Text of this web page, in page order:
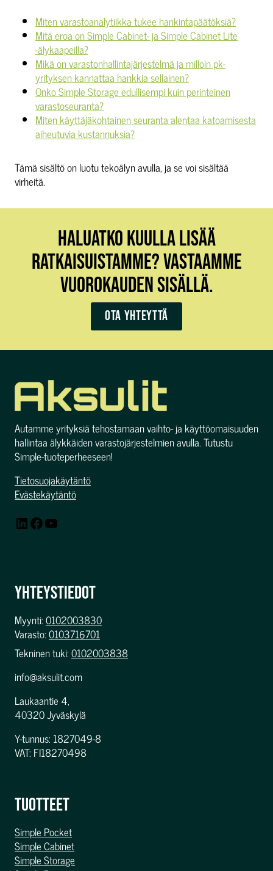
Miten varastoanalytiikka tukee hankintapäätöksiä?
Mitä eroa on Simple Cabinet- ja Simple Cabinet Lite
-älykaapeilla?
Mikä on varastonhallintajärjestelmä ja milloin pk-
yrityksen kannattaa hankkia sellainen?
Onko Simple Storage edullisempi kuin perinteinen
varastoseuranta?
Miten käyttäjäkohtainen seuranta alentaa katoamisesta
aiheutuvia kustannuksia?
Tämä sisältö on luotu tekoälyn avulla, ja se voi sisältää
virheitä.
HALUATKO KUULLA LISÄÄ
RATKAISUISTAMME? VASTAAMME
VUOROKAUDEN SISÄLLÄ.
Ota yhteyttä
Autamme yrityksiä tehostamaan vaihto- ja käyttöomaisuuden
hallintaa älykkäiden varastojärjestelmien avulla. Tutustu
Simple-tuoteperheeseen!
Tietosuojakäytäntö
Evästekäytäntö
LinkedIn
Facebook
YouTube
YHTEYSTIEDOT
Myynti:0102003830
Varasto:0103716701
Tekninen tuki:0102003838
info@aksulit.com
Laukaantie 4,
40320 Jyväskylä
Y-tunnus: 1827049-8
VAT: FI18270498
TUOTTEET
Simple Pocket
Simple Cabinet
Simple Storage